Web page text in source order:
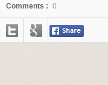
Comments : 0